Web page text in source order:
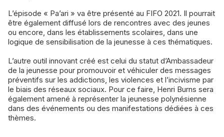
L’épisode « Pa’ari » va être présenté au FIFO 2021. Il pourrait
être également diffusé lors de rencontres avec des jeunes
ou encore, dans les établissements scolaires, dans une
logique de sensibilisation de la jeunesse à ces thématiques.
L’autre outil innovant créé est celui du statut d’Ambassadeur
de la jeunesse pour promouvoir et véhiculer des messages
préventifs sur les addictions, les violences et l’incivisme par
le biais des réseaux sociaux. Pour ce faire, Henri Burns sera
également amené à représenter la jeunesse polynésienne
dans des événements ou des manifestations dédiées à ces
thèmes.